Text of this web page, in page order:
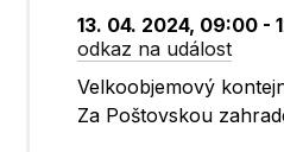
13. 04. 2024, 09:00 -
odkaz na událost
Velkoobjemový
Za Poštovskou